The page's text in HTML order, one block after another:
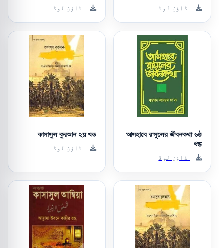
ڈاؤن لوڈ ڈاؤن لوڈ
আসহাবে রাসুলের জীবনকথা ৬ষ্ঠ
খন্ড
ڈاؤن لوڈ
কাসাসুল কুরআন ২য় খন্ড
ڈاؤن لوڈ